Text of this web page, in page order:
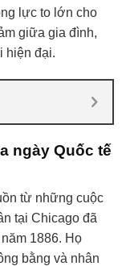
lực to lớn cho
giữa gia đình,
hiện đại.
ngày Quốc tế
từ những cuộc
tại Chicago đã
1886. Họ
bằng và nhân